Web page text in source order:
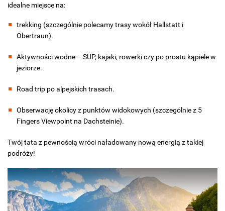
idealne miejsce na:
trekking (szczególnie polecamy trasy wokół Hallstatt i
Obertraun).
Aktywności wodne – SUP, kajaki, rowerki czy po prostu kąpiele w
jeziorze.
Road trip po alpejskich trasach.
Obserwację okolicy z punktów widokowych (szczególnie z 5
Fingers Viewpoint na Dachsteinie).
Twój tata z pewnością wróci naładowany nową energią z takiej
podróży!